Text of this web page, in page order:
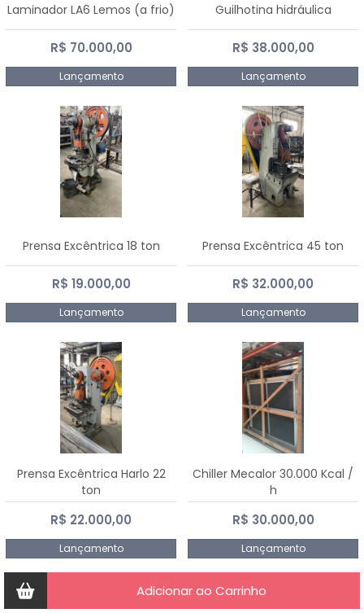
Laminador LA6 Lemos (a frio)
R$ 70.000,00
Lançamento
Guilhotina hidráulica
R$ 38.000,00
Lançamento
Prensa Excêntrica 18 ton
R$ 19.000,00
Lançamento
Prensa Excêntrica 45 ton
R$ 32.000,00
Lançamento
Prensa Excêntrica Harlo 22
ton
R$ 22.000,00
Lançamento
Chiller Mecalor 30.000 Kcal /
h
R$ 30.000,00
Lançamento
Adicionar ao Carrinho